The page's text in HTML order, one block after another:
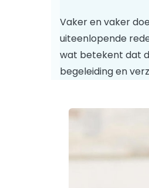
Vaker en vaker
uiteenlopende
wat betekent dat
begeleiding en